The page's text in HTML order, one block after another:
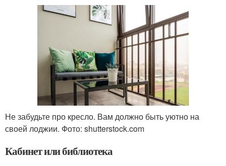
Не забудьте про кресло. Вам должно быть уютно на
своей лоджии. Фото: shutterstock.com
Кабинет или библиотека